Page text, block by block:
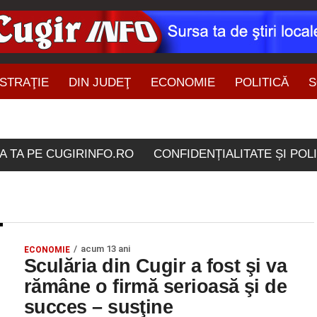
DIN JUDEŢ ECONOMIE POLITICĂ
TA PE CUGIRINFO.RO CONFIDENȚIALITATE ȘI
etichetate
ECONOMIE acum 13 ani
Sculăria din Cugir a fost şi va
rămâne o firmă serioasă şi de
succes – susţine